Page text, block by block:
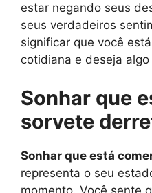
estar negando seus
seus verdadeiros
significar que você
cotidiana e deseja
Sonhar que
sorvete
Sonhar que está
representa o seu
momento. Você sente